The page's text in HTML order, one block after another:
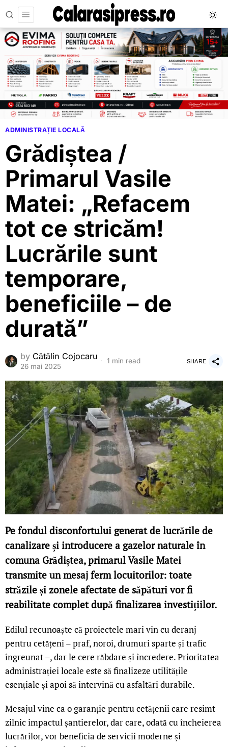
ADMINISTRAȚIE LOCALĂ
Grădiștea /
Primarul Vasile
Matei: „Refacem
tot ce stricăm!
Lucrările sunt
temporare,
beneficiile – de
durată”
by Cătălin Cojocaru
26 mai 2025
1 min read SHARE
Pe fondul disconfortului generat de lucrările de
canalizare și introducere a gazelor naturale în
comuna Grădiștea, primarul Vasile Matei
transmite un mesaj ferm locuitorilor: toate
străzile și zonele afectate de săpături vor fi
reabilitate complet după finalizarea investițiilor.
Edilul recunoaște că proiectele mari vin cu deranj
pentru cetățeni – praf, noroi, drumuri sparte și trafic
îngreunat –, dar le cere răbdare și încredere. Prioritatea
administrației locale este să finalizeze utilitățile
esențiale și apoi să intervină cu asfaltări durabile.
Mesajul vine ca o garanție pentru cetățenii care resimt
zilnic impactul șantierelor, dar care, odată cu încheierea
lucrărilor, vor beneficia de servicii moderne și